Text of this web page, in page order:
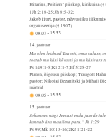
Hilarius, Poitiers’ piiskop, kirikuisa (†
1Jh 2:18-25;Jh 8:5-32;
Jakob Hurt, pastor, rahvusliku
organiseerija († 1907)
09.07- 15.53
14. jaanuar
Ma olen leidnud Taaveti, oma sulase,
toetab mu käsi kõvasti ja mu käsivars
Ps 149:1-5;Kl 2:1-7;Ef 5:25-27
Platon, õigeusu piiskop; Traugott
pastor; Nikolai Bezanitski ja Mihail
märtrid
09.05- 15.55
15. jaanuar
Johannes nägi Jeesust enda juurde
kannab ära maailma patu.“ Jh 1:29
Ps 99;Mk 10:13-16;2Kr 1:21-22